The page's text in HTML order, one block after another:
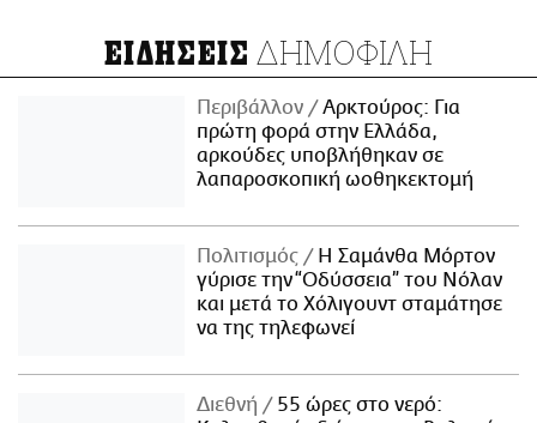
ΕΙΔΗΣΕΙΣ ΔΗΜΟΦΙΛΗ
Περιβάλλον
Αρκτούρος: Για
πρώτη φορά στην Ελλάδα,
αρκούδες υποβλήθηκαν σε
λαπαροσκοπική ωοθηκεκτομή
Πολιτισμός
Η Σαμάνθα Μόρτον
γύρισε την “Οδύσσεια” του Νόλαν
και μετά το Χόλιγουντ σταμάτησε
να της τηλεφωνεί
Διεθνή
55 ώρες στο νερό: